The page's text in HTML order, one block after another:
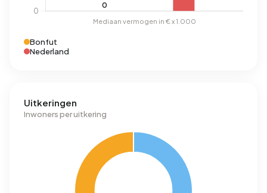
Bonfut
Nederland
Uitkeringen
Inwoners per uitkering